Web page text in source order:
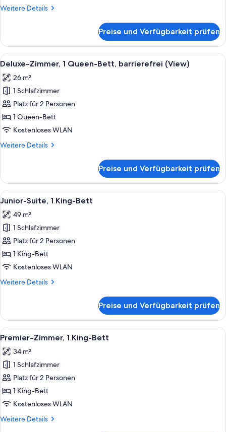
(View)
Weitere Details
Weitere
Zimmer,
Queen-
(View)
Preise und Verfügbarkeit prüfen
Alle
Fotos
für
Deluxe-
Zimmer,
1
Queen-
barrierefrei
Ein Hotelzimmer mit Bett, einem
6
Deluxe-Zimmer, 1 Queen-Bett, barrierefrei (View)
26 m²
1 Schlafzimmer
Platz für 2 Personen
1 Queen-Bett
Kostenloses WLAN
Weitere Details
Weitere
Zimmer,
Queen-
barrierefrei
(View)
Preise und Verfügbarkeit prüfen
Alle
Fotos
für
Junior-
Suite,
1 King-
Bett
Ein Schlafzimmer mit einem großen
5
Junior-Suite, 1 King-Bett
49 m²
1 Schlafzimmer
Platz für 2 Personen
1 King-Bett
Kostenloses WLAN
Weitere Details
Weitere
Suite,
1 King-
Bett
Preise und Verfügbarkeit prüfen
Alle
Fotos
für
Premier-
Zimmer,
1 King-
Bett
Ein Schlafzimmer mit einem
5
Premier-Zimmer, 1 King-Bett
34 m²
1 Schlafzimmer
Platz für 2 Personen
1 King-Bett
Kostenloses WLAN
Weitere Details
Weitere